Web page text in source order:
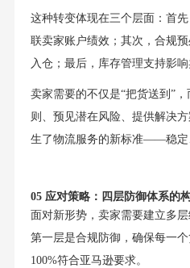
这种转变体现在三个层面：首
联卖家账户绩效；其次，合规
入仓；最后，库存管理支持影
卖家需要的不仅是“把货送到”
则、预见潜在风险、提供解决
生了物流服务的新标准——稳定
05 应对策略：四层防御体系的
面对新形势，卖家需要建立多层
第一层是合规防御，确保每一
100%符合亚马逊要求。